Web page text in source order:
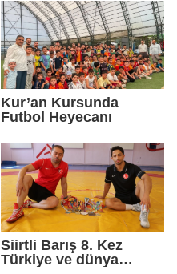
Kur’an Kursunda
Futbol Heyecanı
Siirtli Barış 8. Kez
Türkiye ve dünya